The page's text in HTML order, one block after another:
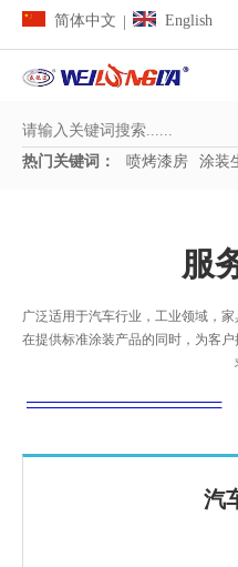
简体中文 English
热门关键词： 喷烤漆房 涂装
服
广泛适用于汽车行业，工业领域，
在提供标准涂装产品的同时，为客
汽